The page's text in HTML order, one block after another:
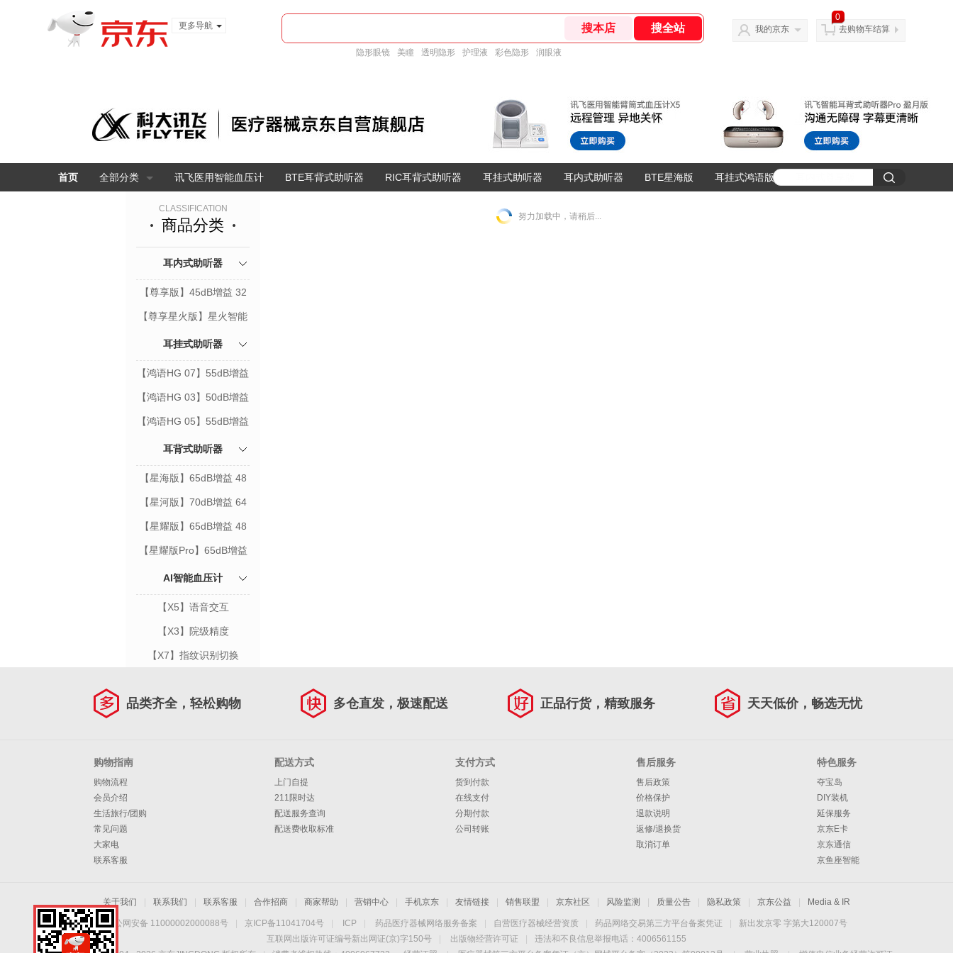
更多导航
隐形眼镜 美瞳 透明隐形 护理液 彩色隐形 润眼液
我的京东
0
去购物车结算
首页 全部分类 讯飞医用智能血压计 BTE耳背式助听器 RIC耳背式助听器 耳挂式助听器 耳内式助听器 BTE星海版 耳挂式鸿语版
CLASSIFICATION
商品分类
耳内式助听器
【尊享版】45dB增益 32
通道
【尊享星火版】星火智能
耳挂式助听器
【鸿语HG 07】55dB增益
64通道
【鸿语HG 03】50dB增益
32通道
【鸿语HG 05】55dB增益
耳背式助听器
【星海版】65dB增益 48
【星河版】70dB增益 64
【星耀版】65dB增益 48
通道
【星耀版Pro】65dB增益
AI智能血压计
【X5】语音交互
【X3】院级精度
【X7】指纹识别切换
努力加载中，请稍后...
品类齐全，轻松购物 多仓直发，极速配送 正品行货，精致服务 天天低价，畅选无忧
购物指南
购物流程
会员介绍
生活旅行/团购
常见问题
大家电
联系客服
配送方式
上门自提
211限时达
配送服务查询
配送费收取标准
支付方式
货到付款
在线支付
分期付款
公司转账
售后服务
售后政策
价格保护
退款说明
返修/退换货
取消订单
特色服务
夺宝岛
DIY装机
延保服务
京东E卡
京东通信
京鱼座智能
关于我们 联系我们 联系客服 合作招商 商家帮助 营销中心 手机京东 友情链接 销售联盟 京东社区 风险监测 质量公告 隐私政策 京东公益 Media & IR
京公网安备 11000002000088号 京ICP备11041704号 ICP 药品医疗器械网络服务备案 自营医疗器械经营资质 药品网络交易第三方平台备案凭证
新出发京零 字第大120007号
互联网出版许可证编号新出网证(京)字150号
出版物经营许可证
违法和不良信息举报电话：4006561155